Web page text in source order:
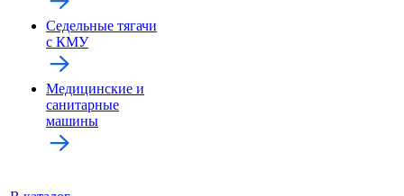
Седельные тягачи
с КМУ
Медицинские и
санитарные
машины